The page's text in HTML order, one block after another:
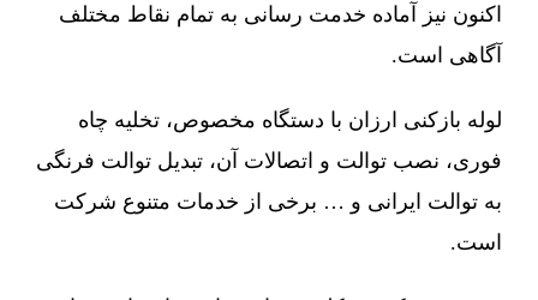
اکنون نیز آماده خدمت رسانی به تمام نقاط مختلف
آگاهی است.
لوله بازکنی ارزان با دستگاه مخصوص، تخلیه چاه
فوری، نصب توالت و اتصالات آن، تبدیل توالت فرنگی
به توالت ایرانی و … برخی از خدمات متنوع شرکت
است.